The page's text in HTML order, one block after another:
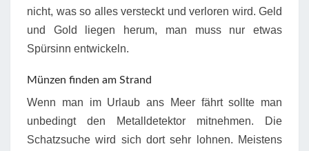
nicht, was so alles versteckt und verloren wird. Geld
und Gold liegen herum, man muss nur etwas
Spürsinn entwickeln.
Münzen finden am Strand
Wenn man im Urlaub ans Meer fährt sollte man
unbedingt den Metalldetektor mitnehmen. Die
Schatzsuche wird sich dort sehr lohnen. Meistens